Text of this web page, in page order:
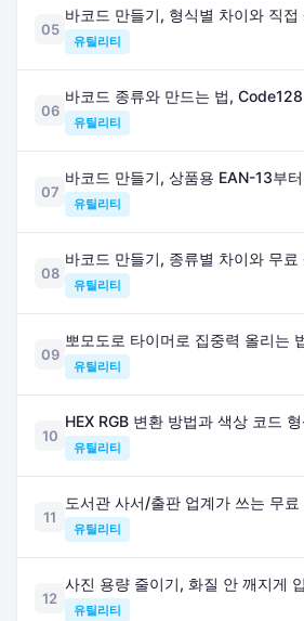
05
바코드 만들기, 형식별 차이와 직접
유틸리티
06
바코드 종류와 만드는 법,
유틸리티
07
바코드 만들기, 상품용 EAN-13부
유틸리티
08
바코드 만들기, 종류별 차이와 무료
유틸리티
09
뽀모도로 타이머로 집중력 올리는
유틸리티
10
HEX RGB 변환 방법과 색상 코드
유틸리티
11
도서관 사서/출판 업계가 쓰는 무
유틸리티
12
사진 용량 줄이기, 화질 안 깨지게
유틸리티